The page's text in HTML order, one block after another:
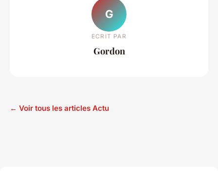
G
ECRIT PAR
Gordon
← Voir tous les articles Actu